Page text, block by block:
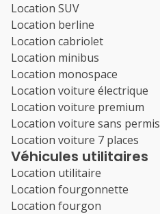
Location SUV
Location berline
Location cabriolet
Location minibus
Location monospace
Location voiture électrique
Location voiture premium
Location voiture sans permis
Location voiture 7 places
Véhicules utilitaires
Location utilitaire
Location fourgonnette
Location fourgon